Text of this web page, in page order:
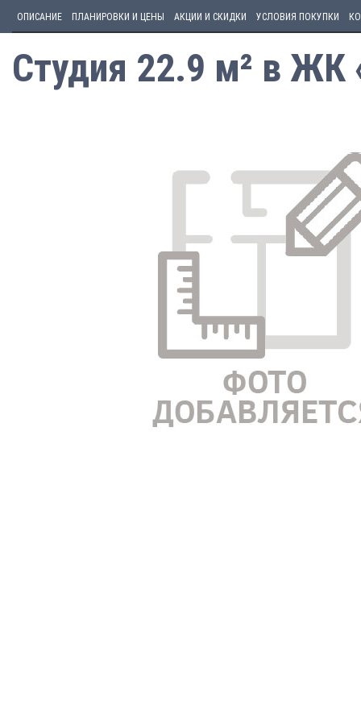
ОПИСАНИЕ ПЛАНИРОВКИ И ЦЕНЫ АКЦИИ И СКИДКИ УСЛОВИЯ ПОКУПКИ
Студия 22.9 м² в ЖК